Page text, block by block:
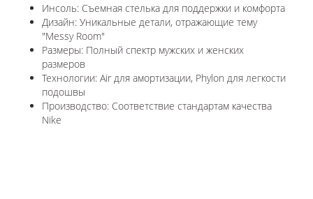
Инсоль: Съемная стелька для поддержки и комфорта
Дизайн: Уникальные детали, отражающие тему
"Messy Room"
Размеры: Полный спектр мужских и женских
размеров
Технологии: Air для амортизации, Phylon для легкости
подошвы
Производство: Соответствие стандартам качества
Nike